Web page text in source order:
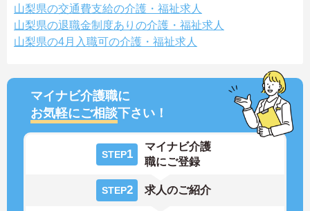
山梨県の交通費支給の介護・福祉求人
山梨県の退職金制度ありの介護・福祉求人
山梨県の4月入職可の介護・福祉求人
マイナビ介護職に
お気軽にご相談下さい！
STEP1
マイナビ介護
職にご登録
STEP2 求人のご紹介